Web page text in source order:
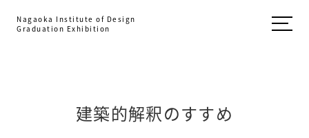
Nagaoka Institute of Design
Graduation Exhibition
建築的解釈のすすめ